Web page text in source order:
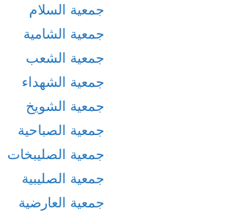
جمعية السلام
جمعية الشامية
جمعية الشعب
جمعية الشهداء
جمعية الشويخ
جمعية الصباحية
جمعية الصليبخات
جمعية الصليبية
جمعية العارضية